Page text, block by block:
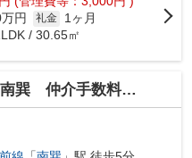
円 礼金
1ヶ月
/ 30.65㎡
巽 仲介手数料無料